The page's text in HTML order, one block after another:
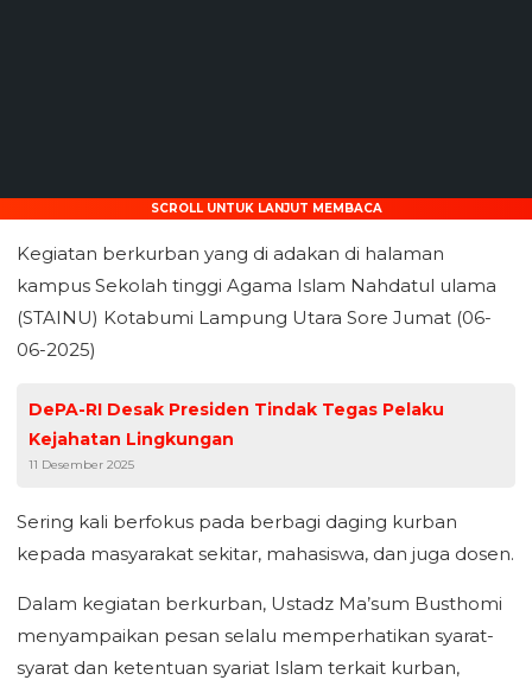
SCROLL UNTUK LANJUT MEMBACA
Kegiatan berkurban yang di adakan di halaman
kampus Sekolah tinggi Agama Islam Nahdatul ulama
(STAINU) Kotabumi Lampung Utara Sore Jumat (06-
06-2025)
DePA-RI Desak Presiden Tindak Tegas Pelaku
Kejahatan Lingkungan
11 Desember 2025
Sering kali berfokus pada berbagi daging kurban
kepada masyarakat sekitar, mahasiswa, dan juga dosen.
Dalam kegiatan berkurban, Ustadz Ma’sum Busthomi
menyampaikan pesan selalu memperhatikan syarat-
syarat dan ketentuan syariat Islam terkait kurban,